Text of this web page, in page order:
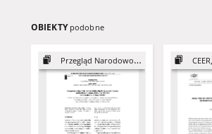
OBIEKTY podobne
Przegląd Narodowościowy, 7